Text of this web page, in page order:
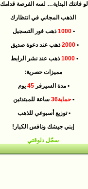
لو فاتتك البداية… لسه الفرصة قدامك
الذهب المجاني في انتظارك
•
1000 ذهب فور التسجيل
•
2000 ذهب عند دعوة صديق
•
1000 ذهب عند نشر الرابط
مميزات حصرية:
• مدة السيرفر 45يوم
• حماية36
ساعة للمبتدئين
• توزيع أسبوعي للذهب
إبني جيشك ونافس الكبار!
سجّل دلوقتي